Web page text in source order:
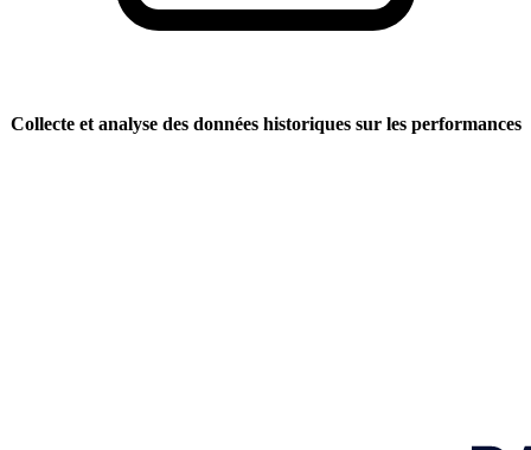
Collecte et analyse des données historiques sur les performances